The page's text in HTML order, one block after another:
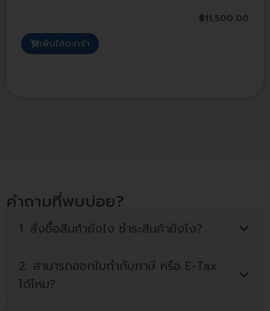
฿11,500.00
เพิ่มใส่ตะกร้า
คำถามที่พบบ่อย?
1. สั่งซื้อสินค้ายังไง ชำระสินค้ายังไง?
2. สามารถออกใบกำกับภาษี หรือ E-Tax
ได้ไหม?